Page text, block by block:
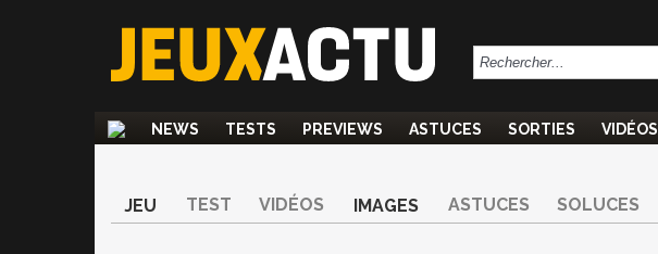
NEWS TESTS PREVIEWS ASTUCES SORTIES VIDÉOS
JEU TEST VIDÉOS IMAGES ASTUCES SOLUCES